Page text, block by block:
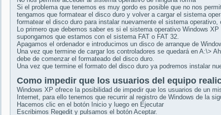
Si el problema que tenemos es muy gordo es posible que no nos
tengamos que formatear el disco duro y volver a cargar el sistema
formatear el disco duro para instalar nuevamente el sistema
Lo primero que debemos saber es si el sistema operativo Windows
supongamos que estamos con el sistema FAT o FAT 32.
Apagamos el ordenador e introducimos un disco de arranque de
Una vez que termine de cargar los controladores se quedará en A:\>
debe de comenzar el formateado del disco duro.
Una vez que termine el formato del disco duro ya podremos instalar
Como impedir que los usuarios del equipo
Windows XP ofrece la posibilidad de impedir que los usuarios de un
Internet, para ello tenemos que recurrir al registro de Windows de la
Hacemos clic en el botón Inicio y luego en Ejecutar
Escribimos Regedit y pulsamos el botón Aceptar.